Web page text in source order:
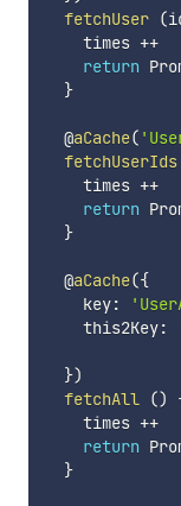
fetchUser (
    times
++
return
}
  @
aCache(
fetchUserIds
    times
++
return
}
  @
aCache({
    key
:
    this2Key
:
})
fetchAll ()
    times
++
return
}